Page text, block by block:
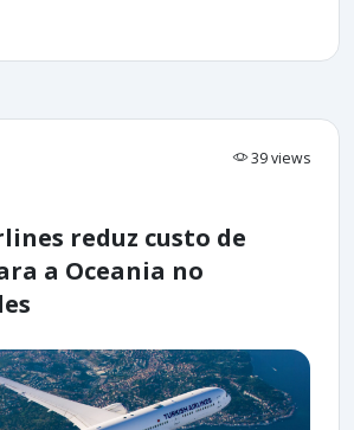
39 views
reduz custo de
a Oceania no